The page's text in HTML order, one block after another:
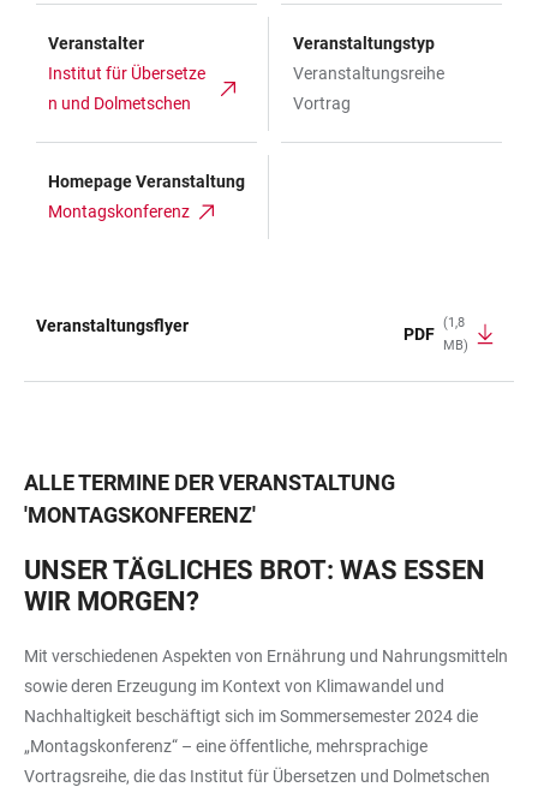
Veranstalter
Institut für Übersetze
n und Dolmetschen
Veranstaltungstyp
Veranstaltungsreihe
Vortrag
Homepage Veranstaltung
Montagskonferenz
Veranstaltungsflyer PDF
(1,8
MB)
ALLE TERMINE DER VERANSTALTUNG
'MONTAGSKONFERENZ'
UNSER TÄGLICHES BROT: WAS ESSEN
WIR MORGEN?
Mit verschiedenen Aspekten von Ernährung und Nahrungsmitteln
sowie deren Erzeugung im Kontext von Klimawandel und
Nachhaltigkeit beschäftigt sich im Sommersemester 2024 die
„Montagskonferenz“ – eine öffentliche, mehrsprachige
Vortragsreihe, die das Institut für Übersetzen und Dolmetschen